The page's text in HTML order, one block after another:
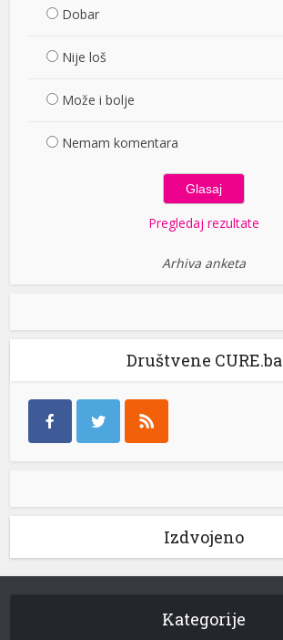
Dobar
Nije loš
Može i bolje
Nemam komentara
Pregledaj rezultate
Arhiva anketa
Društvene CURE.ba
Izdvojeno
Kategorije